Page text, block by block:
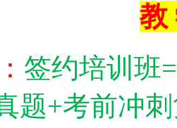
教
签约培训班=
题+考前冲